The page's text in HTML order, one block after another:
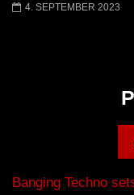
4. SEPTEMBER 2023
Banging Techno